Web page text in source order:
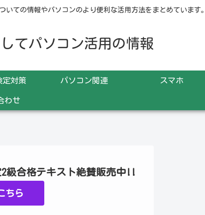
いての情報やパソコンのより便利な活用方法をまとめています。
してパソコン活用の情報
定対策 パソコン関連 スマホ
わせ
2級合格テキスト絶賛販売中!!
ちら